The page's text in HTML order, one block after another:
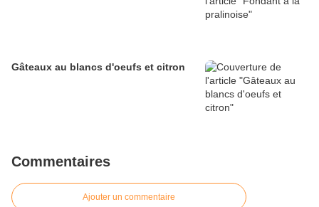
Gâteaux au blancs d'oeufs et citron
Commentaires
Ajouter un commentaire